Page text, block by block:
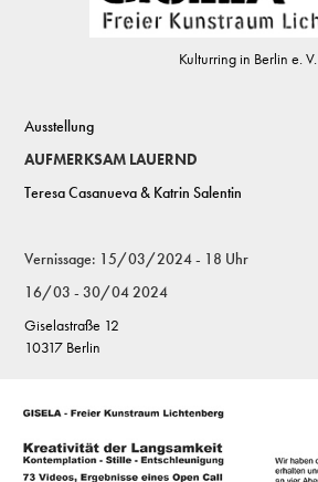
Kulturring in Berlin e. V.
Ausstellung
AUFMERKSAM LAUERND
Teresa Casanueva & Katrin Salentin
Vernissage: 15/03/2024 - 18 Uhr
16/03 - 30/04 2024
Giselastraße 12
10317 Berlin